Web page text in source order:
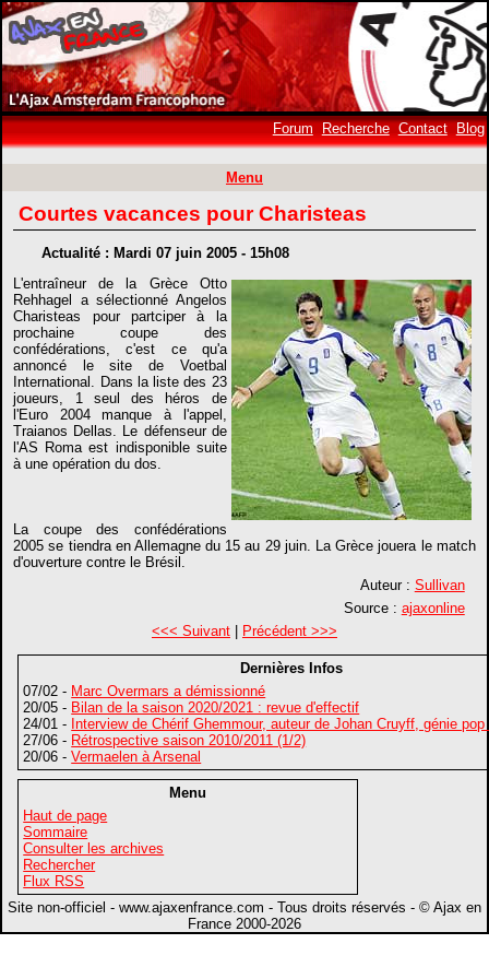
Forum Recherche Contact Blog
Menu
Courtes vacances pour Charisteas
Actualité : Mardi 07 juin 2005 - 15h08
L'entraîneur de la Grèce Otto
Rehhagel a sélectionné Angelos
Charisteas pour partciper à la
prochaine coupe des
confédérations, c'est ce qu'a
annoncé le site de Voetbal
International. Dans la liste des 23
joueurs, 1 seul des héros de
l'Euro 2004 manque à l'appel,
Traianos Dellas. Le défenseur de
l'AS Roma est indisponible suite
à une opération du dos.
La coupe des confédérations
2005 se tiendra en Allemagne du 15 au 29 juin. La Grèce jouera le match
d'ouverture contre le Brésil.
Auteur : Sullivan
Source : ajaxonline
<<< Suivant| Précédent >>>
Dernières Infos
07/02 - Marc Overmars a démissionné
20/05 - Bilan de la saison 2020/2021 : revue d'effectif
24/01 - Interview de Chérif Ghemmour, auteur de Johan Cruyff, génie
27/06 - Rétrospective saison 2010/2011 (1/2)
20/06 -Vermaelen à Arsenal
Menu
Haut de page
Sommaire
Consulter les archives
Rechercher
Flux RSS
Site non-officiel - www.ajaxenfrance.com - Tous droits réservés - © Ajax en
France 2000-2026